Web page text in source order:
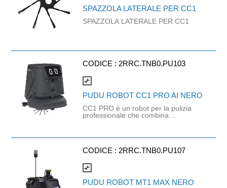
SPAZZOLA LATERALE PER CC1
SPAZZOLA LATERALE PER CC1
CODICE : 2RRC.TNB0.PU103
compare_arrows
PUDU ROBOT CC1 PRO AI NERO
CC1 PRO è un robot per la pulizia
professionale che combina
Grazie alla combinazione delle
con precisione anche in ambienti
superfici fino a 5.000–8.000 m² con
efficienza costante. Il sistema di
pulizia mirata basato su IA utilizza
riconoscimento visivo e pianificazione
CODICE : 2RRC.TNB0.PU107
compare_arrows
PUDU ROBOT MT1 MAX NERO